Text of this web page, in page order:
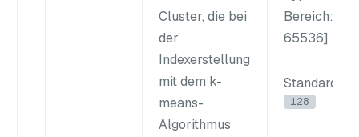
Cluster, die bei
der
Indexerstellung
mit dem k-
means-
Algorithmus
Bereich: [1,
65536]
128